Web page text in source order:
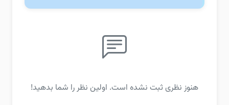
هنوز نظری ثبت نشده است. اولین نظر را شما بدهید!